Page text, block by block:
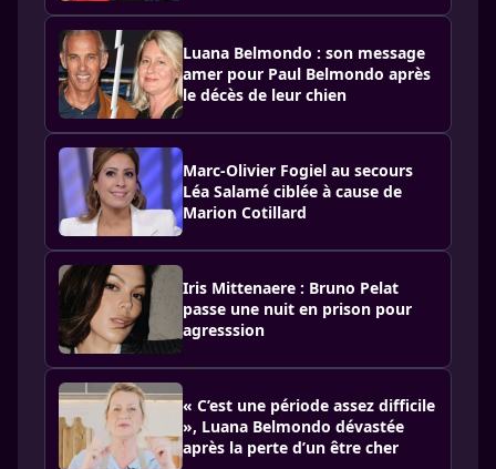
Luana Belmondo : son message
amer pour Paul Belmondo après
le décès de leur chien
Marc-Olivier Fogiel au secours
Léa Salamé ciblée à cause de
Marion Cotillard
Iris Mittenaere : Bruno Pelat
passe une nuit en prison pour
agresssion
« C’est une période assez difficile
», Luana Belmondo dévastée
après la perte d’un être cher